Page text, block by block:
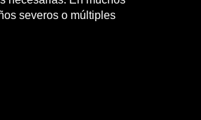
severos o múltiples